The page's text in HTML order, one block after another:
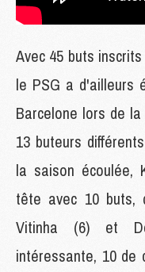
Avec 45 buts
le PSG a d'ailleurs
Barcelone lors de
13 buteurs
la saison écoulée,
tête avec 10 buts,
Vitinha (6) et
intéressante, 10